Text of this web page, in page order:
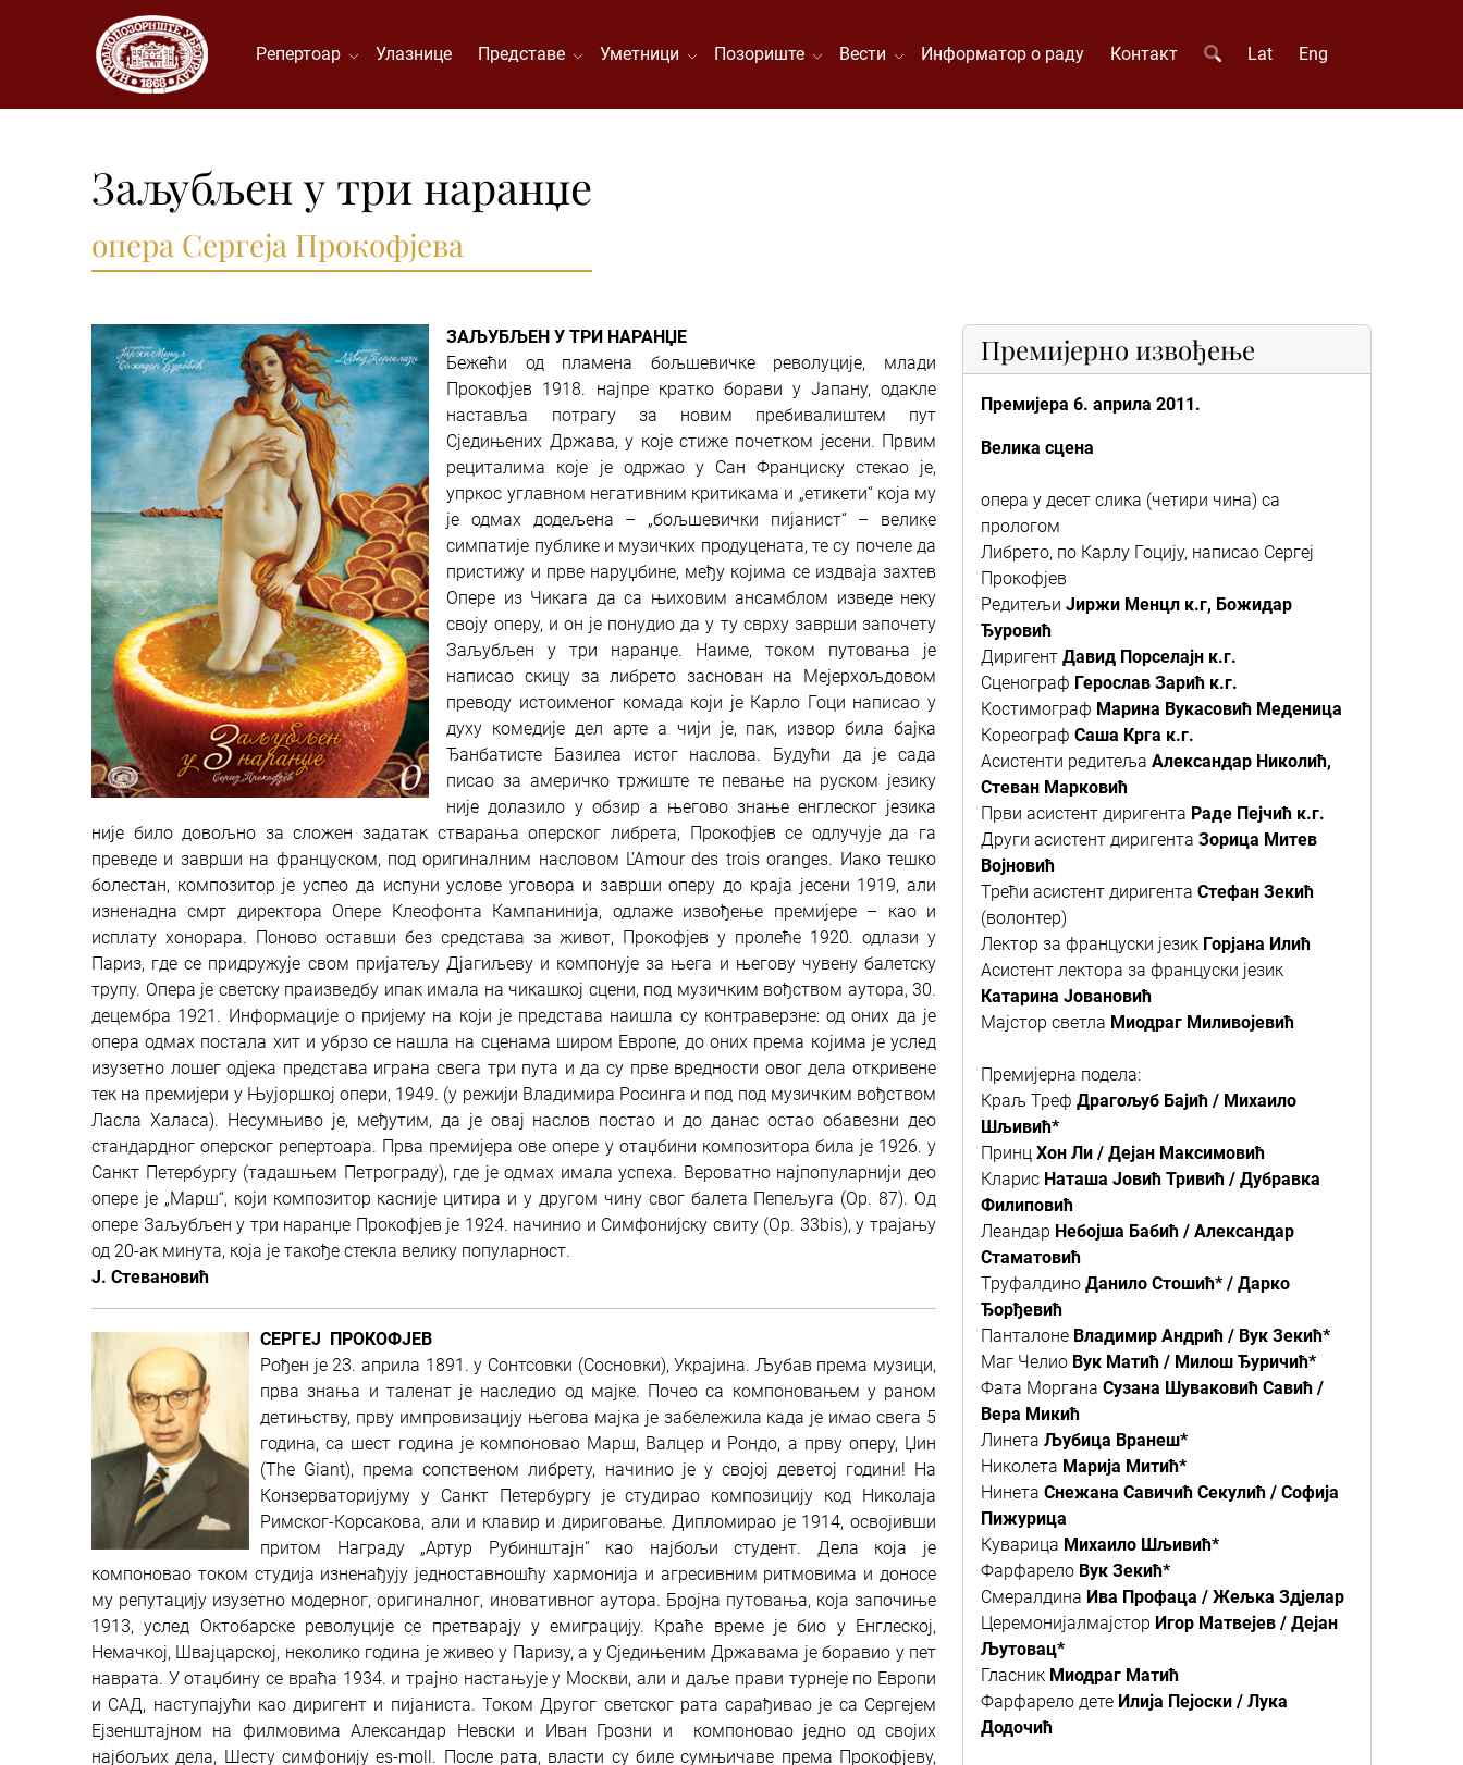
Репертоар Улазнице Представе Уметници Позориште Вести Информатор о раду Контакт Lat Eng
Заљубљен у три наранџе
опера Сергеја Прокофјева
ЗАЉУБЉЕН У ТРИ НАРАНЏЕ
Бежећи од пламена бољшевичке револуције, млади
Прокофјев 1918. најпре кратко борави у Јапану, одакле
наставља потрагу за новим пребивалиштем пут
Сједињених Држава, у које стиже почетком јесени. Првим
рециталима које је одржао у Сан Франциску стекао је,
упркос углавном негативним критикама и „етикети“ која му
је одмах додељена – „бољшевички пијанист“ – велике
симпатије публике и музичких продуцената, те су почеле да
пристижу и прве наруџбине, међу којима се издваја захтев
Опере из Чикага да са њиховим ансамблом изведе неку
своју оперу, и он је понудио да у ту сврху заврши започету
Заљубљен у три наранџе. Наиме, током путовања је
написао скицу за либрето заснован на Мејерхољдовом
преводу истоименог комада који је Карло Гоци написао у
духу комедије дел арте а чији је, пак, извор била бајка
Ђанбатисте Базилеа истог наслова. Будући да је сада
писао за америчко тржиште те певање на руском језику
није долазило у обзир а његово знање енглеског језика
није било довољно за сложен задатак стварања оперског либрета, Прокофјев се одлучује да га
преведе и заврши на француском, под оригиналним насловом L’Amour des trois oranges. Иако тешко
болестан, композитор је успео да испуни услове уговора и заврши оперу до краја јесени 1919, али
изненадна смрт директора Опере Клеофонта Кампанинија, одлаже извођење премијере – као и
исплату хонорара. Поново оставши без средстава за живот, Прокофјев у пролеће 1920. одлази у
Париз, где се придружује свом пријатељу Дјагиљеву и компонује за њега и његову чувену балетску
трупу. Опера је светску праизведбу ипак имала на чикашкој сцени, под музичким вођством аутора, 30.
децембра 1921. Информације о пријему на који је представа наишла су контраверзне: од оних да је
опера одмах постала хит и убрзо се нашла на сценама широм Европе, до оних према којима је услед
изузетно лошег одјека представа играна свега три пута и да су прве вредности овог дела откривене
тек на премијери у Њујоршкој опери, 1949. (у режији Владимира Росинга и под под музичким вођством
Ласла Халаса). Несумњиво је, међутим, да је овај наслов постао и до данас остао обавезни део
стандардног оперског репертоара. Прва премијера ове опере у отаџбини композитора била је 1926. у
Санкт Петербургу (тадашњем Петрограду), где је одмах имала успеха. Вероватно најпопуларнији део
опере је „Марш“, који композитор касније цитира и у другом чину свог балета Пепељуга (Op. 87). Од
опере Заљубљен у три наранџе Прокофјев је 1924. начинио и Симфонијску свиту (Op. 33bis), у трајању
од 20-ак минута, која је такође стекла велику популарност.
Ј. Стевановић
СЕРГЕЈ ПРОКОФЈЕВ
Рођен је 23. априла 1891. у Сонтсовки (Сосновки), Украјина. Љубав према музици,
прва знања и таленат је наследио од мајке. Почео са компоновањем у раном
детињству, прву импровизацију његова мајка је забележила када је имао свега 5
година, са шест година је компоновао Марш, Валцер и Рондо, а прву оперу, Џин
(The Giant), према сопственом либрету, начинио је у својој деветој години! На
Конзерваторијуму у Санкт Петербургу је студирао композицију код Николаја
Римског-Корсакова, али и клавир и дириговање. Дипломирао је 1914, освојивши
притом Награду „Артур Рубинштајн“ као најбољи студент. Дела која је
компоновао током студија изненађују једноставношћу хармонија и агресивним ритмовима и доносе
му репутацију изузетно модерног, оригиналног, иновативног аутора. Бројна путовања, која започиње
1913, услед Октобарске револуције се претварају у емиграцију. Краће време је био у Енглеској,
Немачкој, Швајцарској, неколико година је живео у Паризу, а у Сједињеним Државама је боравио у пет
наврата. У отаџбину се враћа 1934. и трајно настањује у Москви, али и даље прави турнеје по Европи
и САД, наступајући као диригент и пијаниста. Током Другог светског рата сарађивао је са Сергејем
Ејзенштајном на филмовима Александар Невски и Иван Грозни и компоновао једно од својих
најбољих дела, Шесту симфонију es-moll. После рата, власти су биле сумњичаве према Прокофјеву,
Премијерно извођење
Премијера 6. априла 2011.
Велика сцена
опера у десет слика (четири чина) са
прологом
Либрето, по Карлу Гоцију, написао Сергеј
Прокофјев
Редитељи Јиржи Менцл к.г, Божидар
Ђуровић
Диригент Давид Порселајн к.г.
Сценограф Герослав Зарић к.г.
Костимограф Марина Вукасовић Меденица
Кореограф Саша Крга к.г.
Асистенти редитеља Александар Николић,
Стеван Марковић
Први асистент диригента Раде Пејчић к.г.
Други асистент диригента Зорица Митев
Војновић
Трећи асистент диригента Стефан Зекић
(волонтер)
Лектор за француски језик Горјана Илић
Асистент лектора за француски језик
Катарина Јовановић
Мајстор светла Mиодраг Миливојевић
Премијерна подела:
Краљ Треф Драгољуб Бајић / Михаило
Шљивић*
Принц Хон Ли / Дејан Максимовић
Кларис Наташа Јовић Тривић / Дубравка
Филиповић
Леандар Небојша Бабић / Александар
Стаматовић
Труфалдино Данило Стошић* / Дарко
Ђорђевић
Панталоне Владимир Андрић / Вук Зекић*
Маг Челио Вук Матић / Милош Ђуричић*
Фата Моргана Сузана Шуваковић Савић /
Вера Микић
Линета Љубица Вранеш*
Николета Марија Митић*
Нинета Снежана Савичић Секулић / Софија
Пижурица
Куварица Михаило Шљивић*
Фарфарело Вук Зекић*
Смералдина Ива Профаца / Жељка Здјелар
Церемонијалмајстор Игор Матвејев / Дејан
Љутовац*
Гласник Миодраг Матић
Фарфарело дете Илија Пејоски / Лука
Додочић